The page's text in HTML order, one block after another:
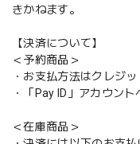
きかねます。
【決済について】
＜予約商品＞
・お支払方法はクレジ
・「Pay ID」アカウン
＜在庫商品＞